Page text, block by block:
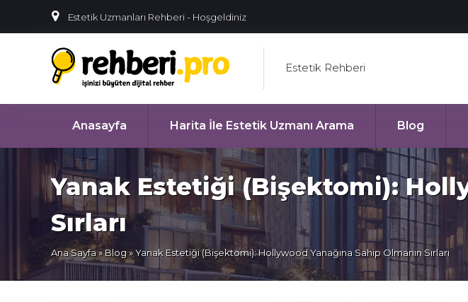
Estetik Uzmanları Rehberi - Hoşgeldiniz
Estetik Rehberi
Anasayfa Harita İle Estetik Uzmanı Arama Blog
Yanak Estetiği (Bişektomi):
Sırları
Ana Sayfa»Blog» Yanak Estetiği (Bişektomi): Hollywood Yanağına Sahip Olmanın Sırları